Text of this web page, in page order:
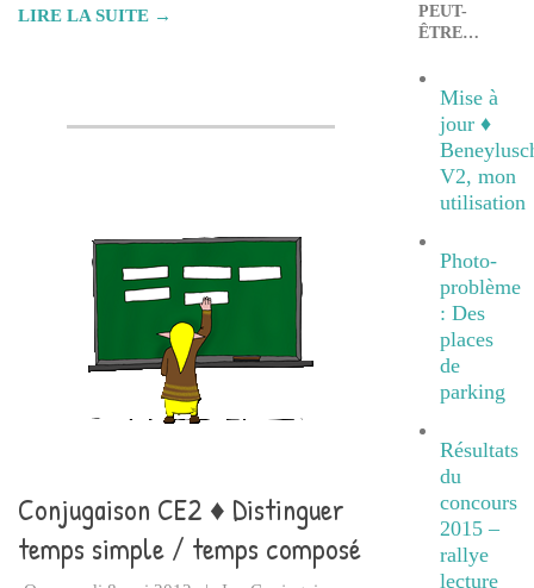
LIRE LA SUITE →
Conjugaison CE2 ♦ Distinguer
temps simple / temps composé
2012-
PEUT-
ÊTRE…
Mise à
jour ♦
V2, mon
utilisation
Photo-
problème
: Des
places
de
parking
Résultats
du
concours
2015 –
rallye
lecture